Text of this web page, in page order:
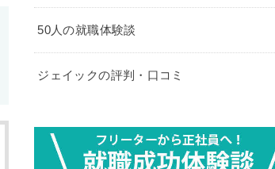
50人の就職体験談
ジェイックの評判・口コミ